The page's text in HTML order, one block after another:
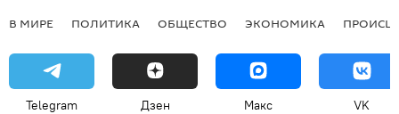
В МИРЕ ПОЛИТИКА ОБЩЕСТВО ЭКОНОМИКА
Telegram Дзен Макс VK